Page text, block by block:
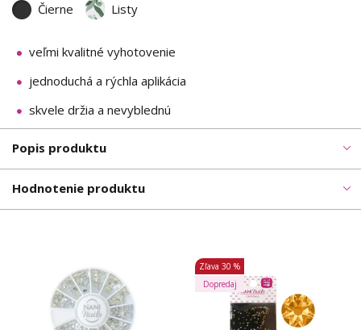
Čierne Listy
veľmi kvalitné vyhotovenie
jednoduchá a rýchla aplikácia
skvele držia a nevyblednú
Popis produktu
Hodnotenie produktu
Zľava 30 %
Dopredaj